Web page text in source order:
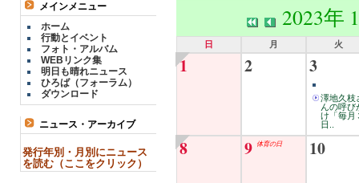
メインメニュー
ホーム
行動とイベント
フォト・アルバム
WEBリンク集
明日も晴れニュース
ひろば（フォーラム）
ダウンロード
ニュース・アーカイブ
発行年別・月別にニュース
を読む（ここをクリック）
2023年
日 月 火
1 2 3
澤地久枝
んの呼び
け「毎月
日..
8 9 体育の日 10